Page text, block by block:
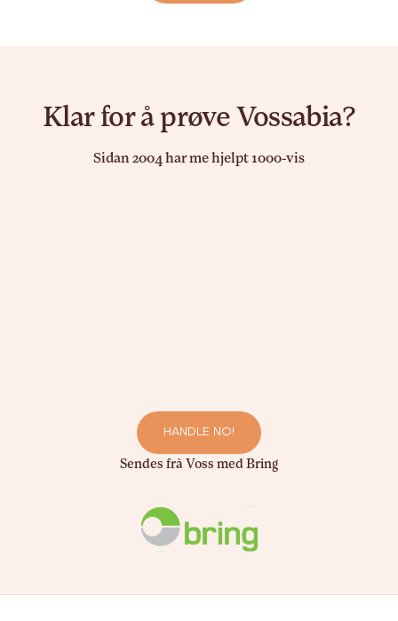
Sidan 2004 har me hjelpt 1000-vis
Klar for å prøve Vossabia?
HANDLE NO!
Sendes frå Voss med Bring